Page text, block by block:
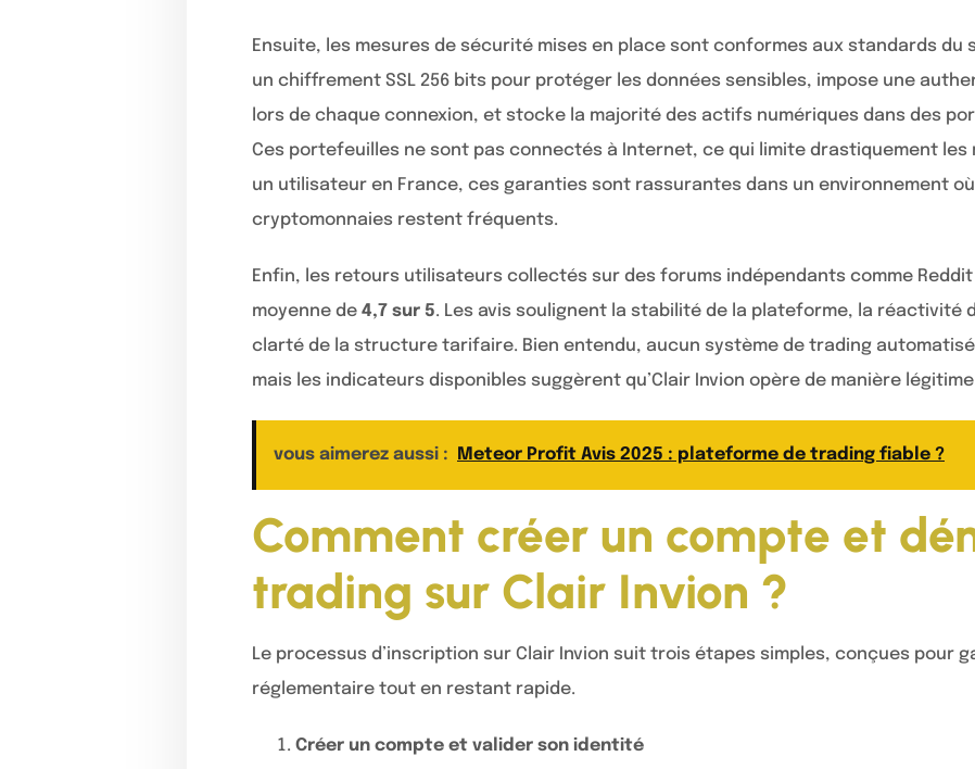
Ensuite, les mesures de sécurité mises en place sont conformes aux standards du
un chiffrement SSL 256 bits pour protéger les données sensibles, impose une
lors de chaque connexion, et stocke la majorité des actifs numériques dans des
Ces portefeuilles ne sont pas connectés à Internet, ce qui limite drastiquement les
un utilisateur en France, ces garanties sont rassurantes dans un environnement
cryptomonnaies restent fréquents.
Enfin, les retours utilisateurs collectés sur des forums indépendants comme
moyenne de 4,7 sur 5. Les avis soulignent la stabilité de la plateforme, la réactivité
clarté de la structure tarifaire. Bien entendu, aucun système de trading
mais les indicateurs disponibles suggèrent qu’Clair Invion opère de manière
vous aimerez aussi : Meteor Profit Avis 2025 : plateforme de trading fiable ?
Comment créer un compte et
trading sur Clair Invion ?
Le processus d’inscription sur Clair Invion suit trois étapes simples, conçues pour
réglementaire tout en restant rapide.
Créer un compte et valider son identité